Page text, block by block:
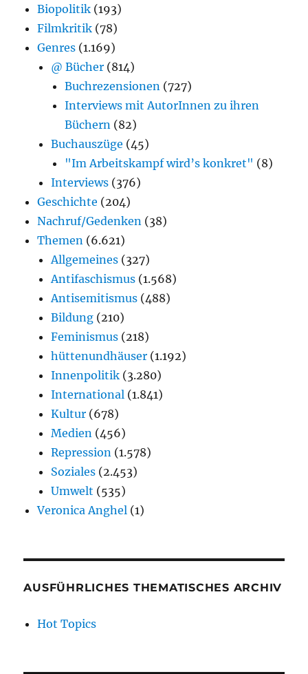
Biopolitik (193)
Filmkritik (78)
Genres (1.169)
@ Bücher (814)
Buchrezensionen (727)
Interviews mit AutorInnen zu ihren
Büchern (82)
Buchauszüge (45)
"Im Arbeitskampf wird’s konkret" (8)
Interviews (376)
Geschichte (204)
Nachruf/Gedenken (38)
Themen (6.621)
Allgemeines (327)
Antifaschismus (1.568)
Antisemitismus (488)
Bildung (210)
Feminismus (218)
hüttenundhäuser (1.192)
Innenpolitik (3.280)
International (1.841)
Kultur (678)
Medien (456)
Repression (1.578)
Soziales (2.453)
Umwelt (535)
Veronica Anghel (1)
AUSFÜHRLICHES THEMATISCHES ARCHIV
Hot Topics